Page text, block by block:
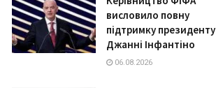
висловило повну
підтримку президенту
Джанні Інфантіно
06.08.2026